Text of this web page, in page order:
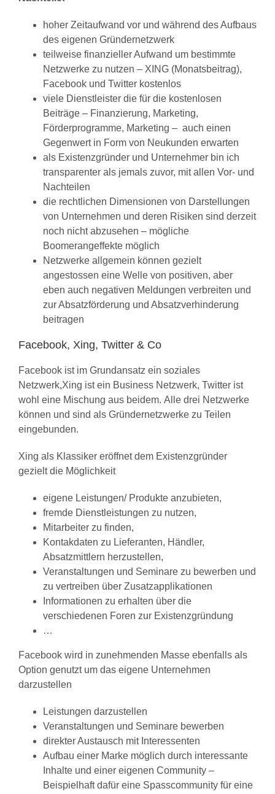
hoher Zeitaufwand vor und während des Aufbaus
des eigenen Gründernetzwerk
teilweise finanzieller Aufwand um bestimmte
Netzwerke zu nutzen – XING (Monatsbeitrag),
Facebook und Twitter kostenlos
viele Dienstleister die für die kostenlosen
Beiträge – Finanzierung, Marketing,
Förderprogramme, Marketing – auch einen
Gegenwert in Form von Neukunden erwarten
als Existenzgründer und Unternehmer bin ich
transparenter als jemals zuvor, mit allen Vor- und
Nachteilen
die rechtlichen Dimensionen von Darstellungen
von Unternehmen und deren Risiken sind derzeit
noch nicht abzusehen – mögliche
Boomerangeffekte möglich
Netzwerke allgemein können gezielt
angestossen eine Welle von positiven, aber
eben auch negativen Meldungen verbreiten und
zur Absatzförderung und Absatzverhinderung
beitragen
Facebook, Xing, Twitter & Co
Facebook ist im Grundansatz ein soziales
Netzwerk,Xing ist ein Business Netzwerk, Twitter ist
wohl eine Mischung aus beidem. Alle drei Netzwerke
können und sind als Gründernetzwerke zu Teilen
eingebunden.
Xing als Klassiker eröffnet dem Existenzgründer
gezielt die Möglichkeit
eigene Leistungen/ Produkte anzubieten,
fremde Dienstleistungen zu nutzen,
Mitarbeiter zu finden,
Kontakdaten zu Lieferanten, Händler,
Absatzmittlern herzustellen,
Veranstaltungen und Seminare zu bewerben und
zu vertreiben über Zusatzapplikationen
Informationen zu erhalten über die
verschiedenen Foren zur Existenzgründung
…
Facebook wird in zunehmenden Masse ebenfalls als
Option genutzt um das eigene Unternehmen
darzustellen
Leistungen darzustellen
Veranstaltungen und Seminare bewerben
direkter Austausch mit Interessenten
Aufbau einer Marke möglich durch interessante
Inhalte und einer eigenen Community –
Beispielhaft dafür eine Spasscommunity für eine